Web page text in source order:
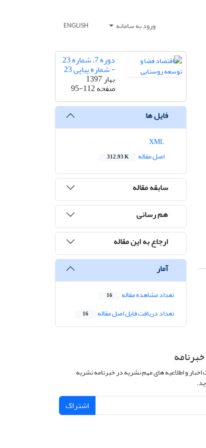
ورود به سامانه ENGLISH
دوره 7، شماره 23
- شماره پیاپی 23
بهار 1397
صفحه95-112
فایل ها
اصل مقاله
312.93 K
سابقه مقاله
هم رسانی
ارجاع به این مقاله
آمار
تعداد مشاهده مقاله 16
تعداد دریافت فایل اصل مقاله 16
اخبار و اطلاعیه های مهم نشریه در خبرنامه نشریه
اشتراک